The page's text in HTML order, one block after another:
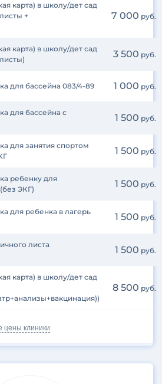
карта) в школу/дет сад
+
7 000 руб.
карта) в школу/дет сад
3 500 руб.
для бассейна 083/4-89 1 000 руб.
для бассейна с
1 500 руб.
для занятия спортом
1 500 руб.
ребенку для
ЭКГ)
1 500 руб.
для ребенка в лагерь
1 500 руб.
листа 1 500 руб.
карта) в школу/дет сад
8 500 руб.
цены клиники